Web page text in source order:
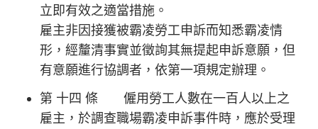
立即有效之適當措施。
雇主非因接獲被霸凌勞工申訴而知悉霸凌情
形，經釐清事實並徵詢其無提起申訴意願，但
有意願進行協調者，依第一項規定辦理。
第 十四 條 僱用勞工人數在一百人以上之
雇主，於調查職場霸凌申訴事件時，應於受理